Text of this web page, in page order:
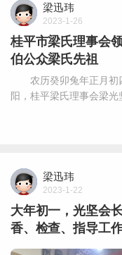
梁迅玮
2023-1-26
桂平市梁氏理事会
伯公众梁氏先祖
农历癸卯兔年正月初
阳，桂平梁氏理事会梁
梁迅玮
2023-1-22
大年初一，光坚会
香、检查、指导工